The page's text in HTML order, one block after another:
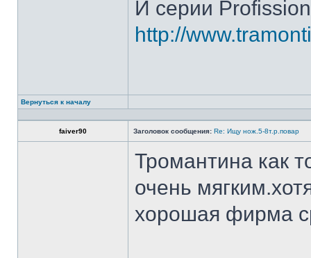
И серии
http://
Вернуться к началу
faiver90 Заголовок сообщения: Re: Ищу нож.5-8т.р.повар
Тромантина как
очень
хорошая фирма